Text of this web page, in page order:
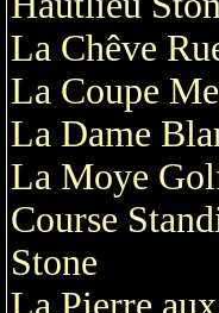
La Chêve
La Coupe
La Dame
La Moye
Course
Stone